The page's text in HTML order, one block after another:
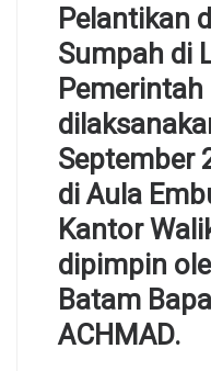
Pelantikan
Sumpah di
September
di Aula
Kantor
dipimpin
Batam
ACHMAD.